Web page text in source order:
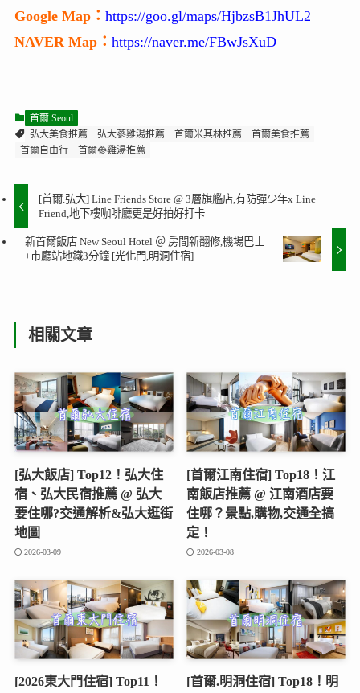
Google Map： https://goo.gl/maps/HjbzsB1JhUL2
NAVER Map： https://naver.me/FBwJsXuD
首爾 Seoul
弘大美食推薦
弘大蔘雞湯推薦 首爾米其林推薦
首爾美食推薦
首爾自由行
首爾蔘雞湯推薦
[首爾.弘大] Line Friends Store @ 3層旗艦店,有防彈少年x Line
Friend,地下樓咖啡廳更是好拍好打卡
新首爾飯店 New Seoul Hotel ＠ 房間新翻修,機場巴士
+市廳站地鐵3分鐘 [光化門,明洞住宿]
相關文章
[弘大飯店] Top12！弘大住
宿、弘大民宿推薦 @ 弘大
要住哪?交通解析&弘大逛街
地圖
2026-03-09
[首爾江南住宿] Top18！江
南飯店推薦 @ 江南酒店要
住哪？景點,購物,交通全搞
定！
2026-03-08
[2026東大門住宿] Top11！
[首爾.明洞住宿] Top18！明